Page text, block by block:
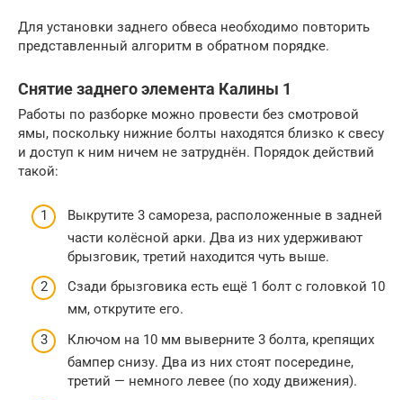
Для установки заднего обвеса необходимо повторить
представленный алгоритм в обратном порядке.
Снятие заднего элемента Калины 1
Работы по разборке можно провести без смотровой
ямы, поскольку нижние болты находятся близко к свесу
и доступ к ним ничем не затруднён. Порядок действий
такой:
Выкрутите 3 самореза, расположенные в задней
части колёсной арки. Два из них удерживают
брызговик, третий находится чуть выше.
Сзади брызговика есть ещё 1 болт с головкой 10
мм, открутите его.
Ключом на 10 мм выверните 3 болта, крепящих
бампер снизу. Два из них стоят посередине,
третий — немного левее (по ходу движения).